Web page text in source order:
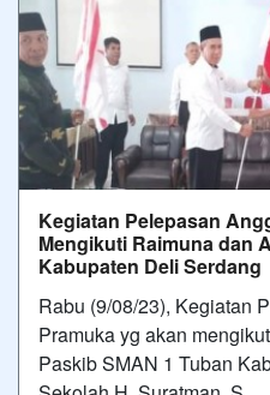
Kegiatan Pelepasan
Mengikuti Raimuna dan
Kabupaten Deli Serdang
Rabu (9/08/23), Kegiatan
Pramuka yg akan
Paskib SMAN 1 Tuban